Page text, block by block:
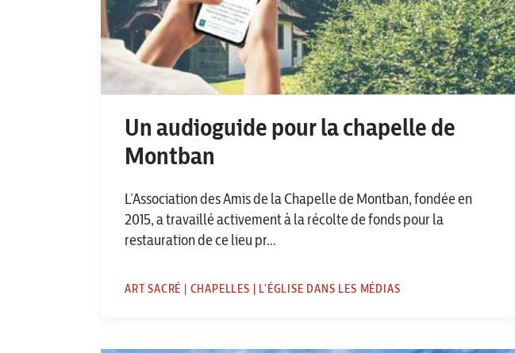
Un audioguide pour la chapelle de
Montban
L’Association des Amis de la Chapelle de Montban, fondée en
2015, a travaillé activement à la récolte de fonds pour la
restauration de ce lieu pr...
ART SACRÉ | CHAPELLES | L'ÉGLISE DANS LES MÉDIAS